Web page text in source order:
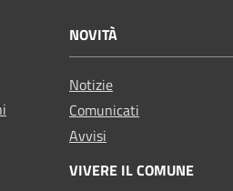
NOVITÀ
Notizie
Comunicati
Avvisi
VIVERE IL COMUNE